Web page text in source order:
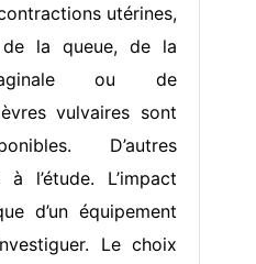
utérines,
de la queue, de la
ou de
vulvaires sont
D’autres
l’étude. L’impact
d’un équipement
Le choix